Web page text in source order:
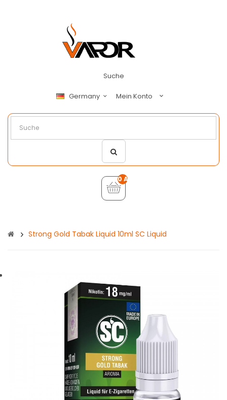
Suche
Germany Mein Konto
0 Artikel - €0,00
Strong Gold Tabak Liquid 10ml SC Liquid